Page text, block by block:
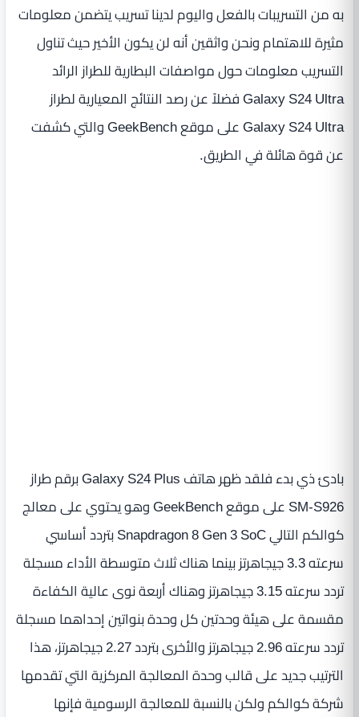
به من التسريبات بالفعل واليوم لدينا تسريب يتضمن معلومات
مثيرة للاهتمام ونحن واثقين أنه لن يكون الأخير حيث تناول
التسريب معلومات حول مواصفات البطارية للطراز الرائد
Galaxy S24 Ultra فضلاً عن رصد النتائج المعيارية لطراز
Galaxy S24 Ultra على موقع GeekBench والتي كشفت
عن قوة هائلة في الطريق.
بادئ ذي بدء فلقد ظهر هاتف Galaxy S24 Plus برقم طراز
SM-S926 على موقع GeekBench وهو يحتوي على معالج
كوالكم التالي Snapdragon 8 Gen 3 SoC بتردد أساسي
سرعته 3.3 جيجاهرتز بينما هناك ثلاث متوسطة الأداء مسجلة
تردد سرعته 3.15 جيجاهرتز وهناك أربعة نوى عالية الكفاءة
مقسمة على هيئة وحدتين كل وحدة بنواتين إحداهما مسجلة
تردد سرعته 2.96 جيجاهرتز والأخرى بتردد 2.27 جيجاهرتز، هذا
الترتيب جديد على قالب وحدة المعالجة المركزية التي تقدمها
شركة كوالكم ولكن بالنسبة للمعالجة الرسومية فإنها